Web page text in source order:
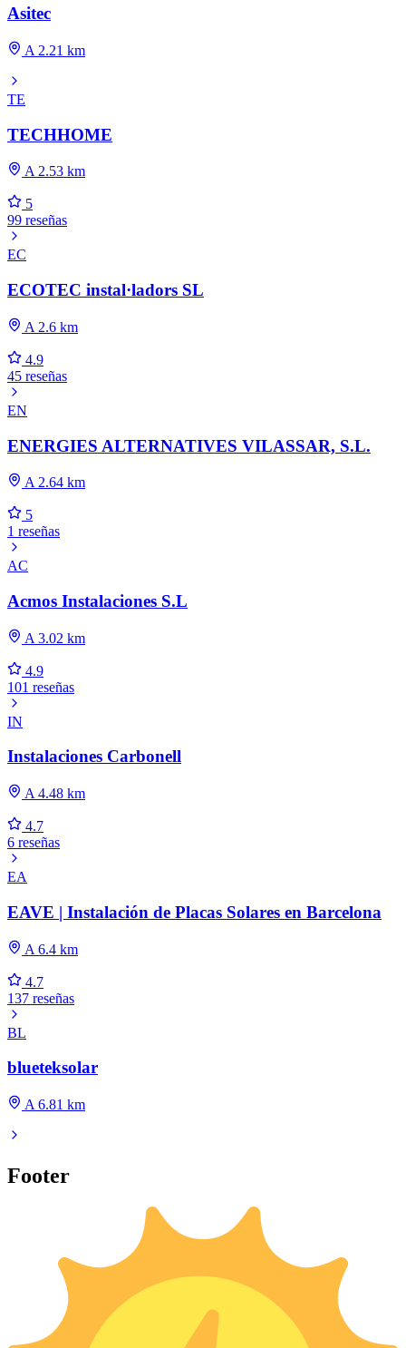
Asitec
A 2.21 km
TE
TECHHOME
A 2.53 km
5
99 reseñas
EC
ECOTEC instal·ladors SL
A 2.6 km
4.9
45 reseñas
EN
ENERGIES ALTERNATIVES VILASSAR, S.L.
A 2.64 km
5
1 reseñas
AC
Acmos Instalaciones S.L
A 3.02 km
4.9
101 reseñas
IN
Instalaciones Carbonell
A 4.48 km
4.7
6 reseñas
EA
EAVE | Instalación de Placas Solares en Barcelona
A 6.4 km
4.7
137 reseñas
BL
blueteksolar
A 6.81 km
Footer